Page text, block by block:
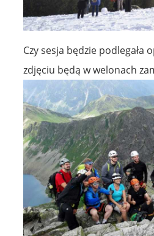
Czy sesja będzie podlegała
zdjęciu będą w welonach